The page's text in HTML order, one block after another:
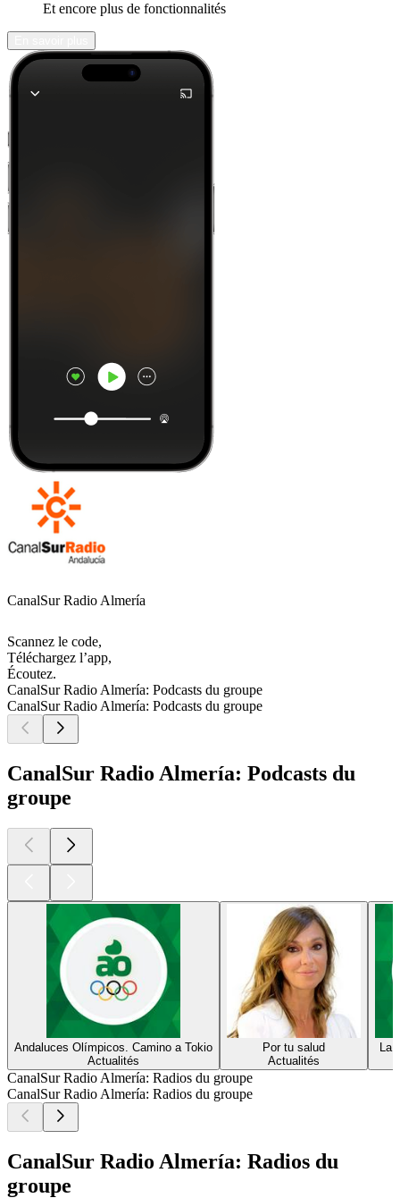
Et encore plus de fonctionnalités
CanalSur Radio Almería
Scannez le code,
Téléchargez l’app,
Écoutez.
CanalSur Radio Almería: Podcasts du groupe
CanalSur Radio Almería: Podcasts du groupe
CanalSur Radio Almería: Podcasts du
groupe
Andaluces Olímpicos. Camino a Tokio
Actualités
Por tu salud
Actualités
La
CanalSur Radio Almería: Radios du groupe
CanalSur Radio Almería: Radios du groupe
CanalSur Radio Almería: Radios du
groupe